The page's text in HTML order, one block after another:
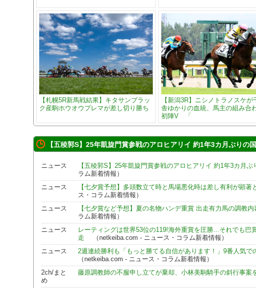
【札幌5R新馬戦結果】キタサンブラッ
ク産駒ホウオウプレマが差し切り勝ち
【新潟3R】ニシノトラノスケが
舎ゆかりの血統、馬主の組み合
初陣V 「
【五稜郭S】25年凱旋門賞参戦のアロヒアリイ 約1年3カ月ぶりの
ニュース 【五稜郭S】25年凱旋門賞参戦のアロヒアリイ 約1年3カ月ぶ
ラム新着情報）
ニュース 【七夕賞予想】多頭数立て時と馬場悪化時は差し有利が顕著
ス・コラム新着情報）
ニュース 【七夕賞など予想】夏の名物ハンデ重賞 出走有力馬の調教内
ラム新着情報）
ニュース
レーティングは世界53位の119!海外重賞を圧勝...それでも巴
走
（netkeiba.com - ニュース・コラム新着情報）
ニュース
2週連続勝利も「もっと勝てる自信があります！」9番人気
（netkeiba.com - ニュース・コラム新着情報）
2ch/まと
め
藤原調教師の不服申し立てが棄却、小林美駒騎手の斜行事案